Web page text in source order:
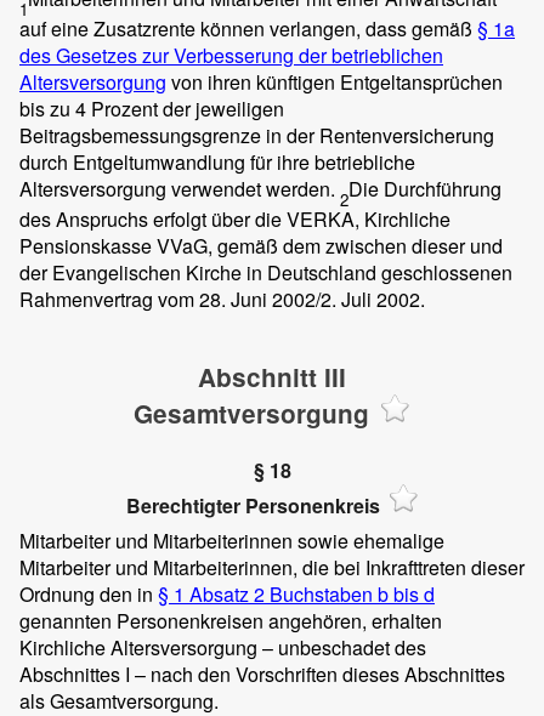
1
auf eine Zusatzrente können verlangen, dass gemäß § 1a
des Gesetzes zur Verbesserung der betrieblichen
Altersversorgung von ihren künftigen Entgeltansprüchen
bis zu 4 Prozent der jeweiligen
Beitragsbemessungsgrenze in der Rentenversicherung
durch Entgeltumwandlung für ihre betriebliche
Altersversorgung verwendet werden. 2Die Durchführung
des Anspruchs erfolgt über die VERKA, Kirchliche
Pensionskasse VVaG, gemäß dem zwischen dieser und
der Evangelischen Kirche in Deutschland geschlossenen
Rahmenvertrag vom 28. Juni 2002/2. Juli 2002.
Abschnitt III
Gesamtversorgung
§ 18
Berechtigter Personenkreis
Mitarbeiter und Mitarbeiterinnen sowie ehemalige
Mitarbeiter und Mitarbeiterinnen, die bei Inkrafttreten dieser
Ordnung den in § 1 Absatz 2 Buchstaben b bis d
genannten Personenkreisen angehören, erhalten
Kirchliche Altersversorgung – unbeschadet des
Abschnittes I – nach den Vorschriften dieses Abschnittes
als Gesamtversorgung.